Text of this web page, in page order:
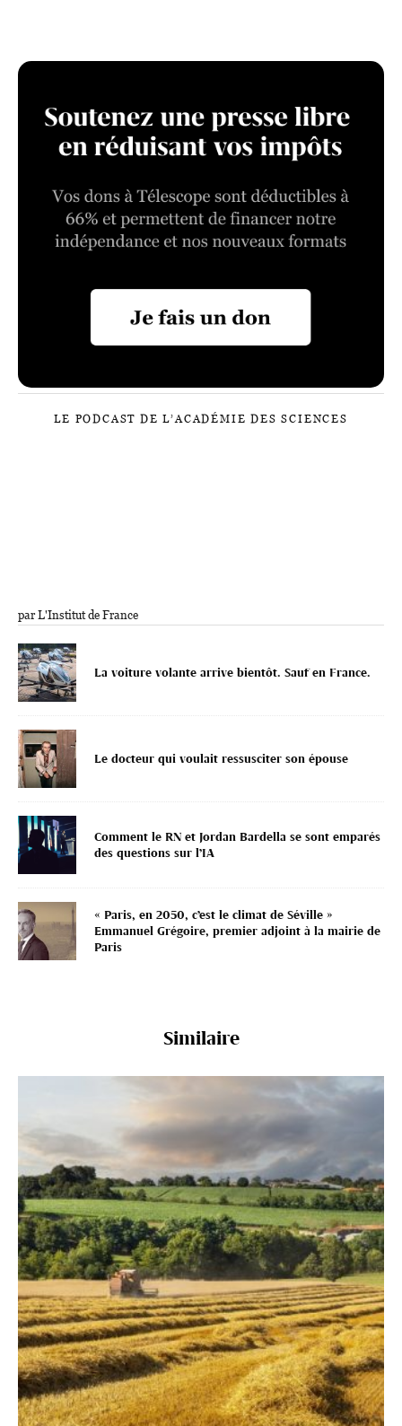
LE PODCAST DE L’ACADÉMIE DES SCIENCES
par L'Institut de France
La voiture volante arrive bientôt. Sauf en France.
Le docteur qui voulait ressusciter son épouse
Comment le RN et Jordan Bardella se sont emparés
des questions sur l’IA
« Paris, en 2050, c’est le climat de Séville »
Emmanuel Grégoire, premier adjoint à la mairie de
Paris
Similaire